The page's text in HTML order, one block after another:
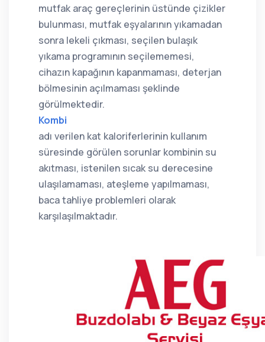
mutfak araç gereçlerinin üstünde çizikler
bulunması, mutfak eşyalarının yıkamadan
sonra lekeli çıkması, seçilen bulaşık
yıkama programının seçilememesi,
cihazın kapağının kapanmaması, deterjan
bölmesinin açılmaması şeklinde
görülmektedir.
Kombi
adı verilen kat kaloriferlerinin kullanım
süresinde görülen sorunlar kombinin su
akıtması, istenilen sıcak su derecesine
ulaşılamaması, ateşleme yapılmaması,
baca tahliye problemleri olarak
karşılaşılmaktadır.